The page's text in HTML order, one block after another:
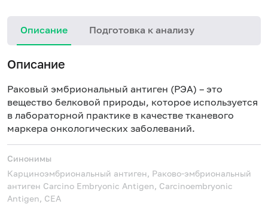
Описание Подготовка к анализу
Описание
Раковый эмбриональный антиген (РЭА) – это
вещество белковой природы, которое используется
в лабораторной практике в качестве тканевого
маркера онкологических заболеваний.
Синонимы
Карциноэмбриональный антиген, Раково-эмбриональный
антиген Carcino Embryonic Antigen, Carcinoembryonic
Antigen, CEA